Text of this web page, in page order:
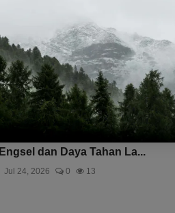
iPhone Ultra Tertunda: Masalah
Engsel dan Daya Tahan La...
Jul 24, 2026 0 13